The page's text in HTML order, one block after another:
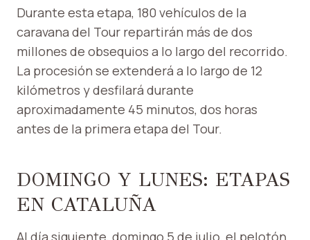
Durante esta etapa, 180 vehículos de la
caravana del Tour repartirán más de dos
millones de obsequios a lo largo del recorrido.
La procesión se extenderá a lo largo de 12
kilómetros y desfilará durante
aproximadamente 45 minutos, dos horas
antes de la primera etapa del Tour.
DOMINGO Y LUNES: ETAPAS
EN CATALUÑA